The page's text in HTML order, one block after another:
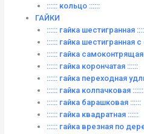
:::::: кольцо ::::::
ГАЙКИ
:::::: гайка шестигранная
:::::: гайка шестигранная
:::::: гайка
:::::: гайка корончатая ::::::
:::::: гайка переходная
:::::: гайка колпачковая ::::::
:::::: гайка барашковая ::::::
:::::: гайка квадратная ::::::
:::::: гайка врезная по